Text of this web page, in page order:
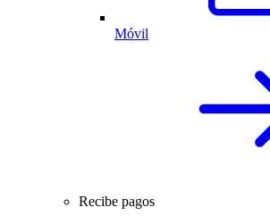
Móvil
Recibe pagos